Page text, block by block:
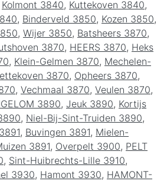
Kolmont 3840, Kuttekoven 3840,
, Binderveld 3850, Kozen 3850,
, Wijer 3850, Batsheers 3870,
3870, HEERS 3870, Heks
, Klein-Gelmen 3870, Mechelen-
3870, Opheers 3870,
, Vechmaal 3870, Veulen 3870,
3890, Jeuk 3890, Kortijs
, Niel-Bij-Sint-Truiden 3890,
, Buvingen 3891, Mielen-
3891, Overpelt 3900, PELT
, Sint-Huibrechts-Lille 3910,
3930, Hamont 3930, HAMONT-